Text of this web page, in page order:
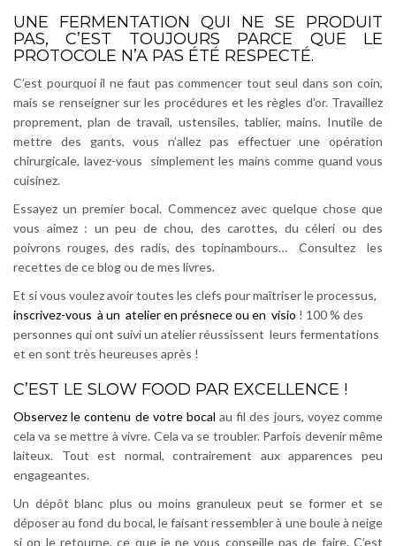
UNE FERMENTATION QUI NE SE PRODUIT
PAS, C’EST TOUJOURS PARCE QUE LE
PROTOCOLE N’A PAS ÉTÉ RESPECTÉ.
C’est pourquoi il ne faut pas commencer tout seul dans son coin,
mais se renseigner sur les procédures et les règles d’or. Travaillez
proprement, plan de travail, ustensiles, tablier, mains. Inutile de
mettre des gants, vous n’allez pas effectuer une opération
chirurgicale, lavez-vous simplement les mains comme quand vous
cuisinez.
Essayez un premier bocal. Commencez avec quelque chose que
vous aimez : un peu de chou, des carottes, du céleri ou des
poivrons rouges, des radis, des topinambours… Consultez les
recettes de ce blog ou de mes livres.
Et si vous voulez avoir toutes les clefs pour maîtriser le processus,
inscrivez-vous à un atelier en présnece ou en visio ! 100 % des
personnes qui ont suivi un atelier réussissent leurs fermentations
et en sont très heureuses après !
C’EST LE SLOW FOOD PAR EXCELLENCE !
Observez le contenu de votre bocalau fil des jours, voyez comme
cela va se mettre à vivre. Cela va se troubler. Parfois devenir même
laiteux. Tout est normal, contrairement aux apparences peu
engageantes.
Un dépôt blanc plus ou moins granuleux peut se former et se
déposer au fond du bocal, le faisant ressembler à une boule à neige
si on le retourne, ce que je ne vous conseille pas de faire. C’est